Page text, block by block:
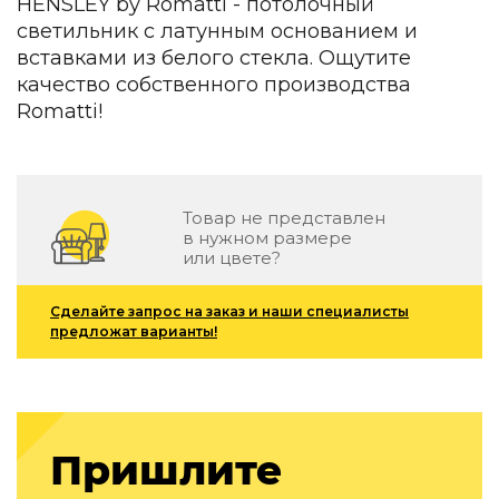
Детская мебель
Уличная и садовая мебель
Фитнес и wellness-оборудование
Коллекции
Все коллекции мебели
Подбор, производство и комплектация по вашему
Декор
По типу
Предметы интерьера
Зеркала
Вентиляторы
Ковры
светильник с латунным основанием и
вставками из белого стекла. Ощутите
качество собственного производства
Romatti!
Товар не представлен
в нужном размере
или цвете?
Сделайте запрос на заказ и наши специалисты
предложат варианты!
Пришлите